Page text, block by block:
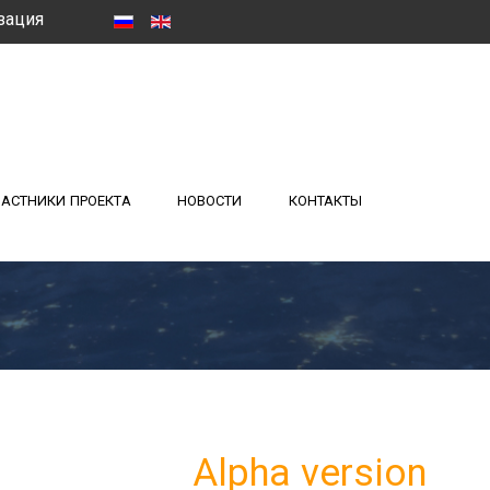
ПРОЕКТА НОВОСТИ КОНТАКТЫ
Alpha version